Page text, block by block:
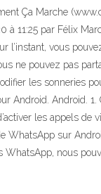
Ça Marche
11:25 par Félix
l’instant, vous
ne pouvez pas
les sonneries
Android.
les appels
sur
nous